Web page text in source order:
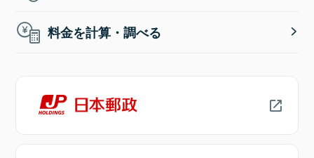
料金を計算・調べる